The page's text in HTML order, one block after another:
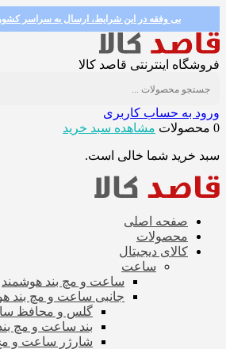
بی وفقه در این شرایط، ارسال به سراسر
فروشگاه اینترنتی قاصد کالا
ورود به حساب کاربری
0 محصولات
مشاهده سبد خرید
سبد خرید شما خالی است.
صفحه اصلی
محصولات
کالای دیجیتال
ساعت
ساعت و مچ بند هوشمند
جانبی ساعت و مچ بند
گلس و محافظ
بند ساعت و مچ
شارژر ساعت و